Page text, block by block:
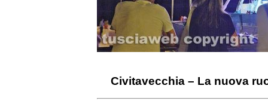
Civitavecchia – La nuova